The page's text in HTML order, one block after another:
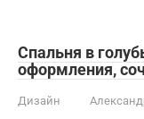
Спальня в
оформления,
Дизайн